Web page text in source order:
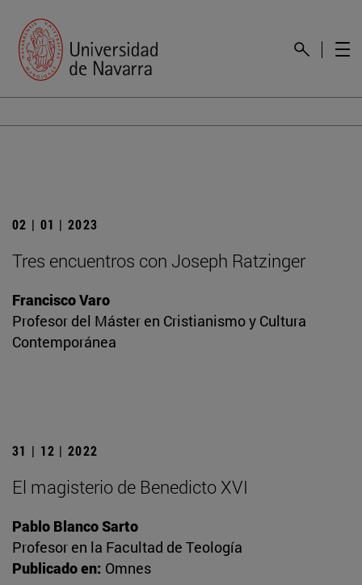
02 | 01 | 2023
Tres encuentros con Joseph Ratzinger
Francisco Varo
Profesor del Máster en Cristianismo y Cultura
Contemporánea
31 | 12 | 2022
El magisterio de Benedicto XVI
Pablo Blanco Sarto
Profesor en la Facultad de Teología
Publicado en: Omnes